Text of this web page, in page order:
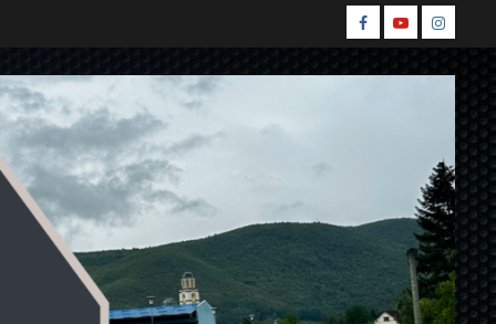
Spin
Facebook
Spin
Youtube
Spin